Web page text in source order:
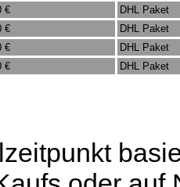
€
DHL Paket
€
DHL Paket
€
DHL Paket
€ DHL Paket